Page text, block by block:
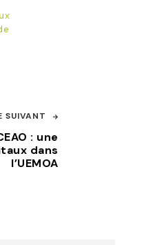
SUIVANT
: une
dans
l’UEMOA